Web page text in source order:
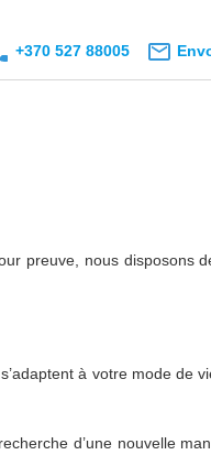
+370 527 88005
preuve, nous disposons
à votre mode de
d’une nouvelle